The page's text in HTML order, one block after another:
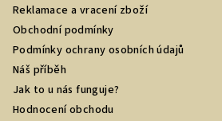
Reklamace a vracení zboží
Obchodní podmínky
Podmínky ochrany osobních údajů
Náš příběh
Jak to u nás funguje?
Hodnocení obchodu